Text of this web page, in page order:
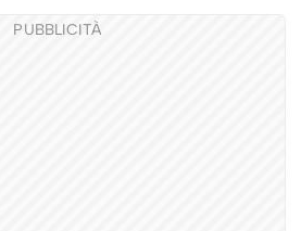
PUBBLICITÀ